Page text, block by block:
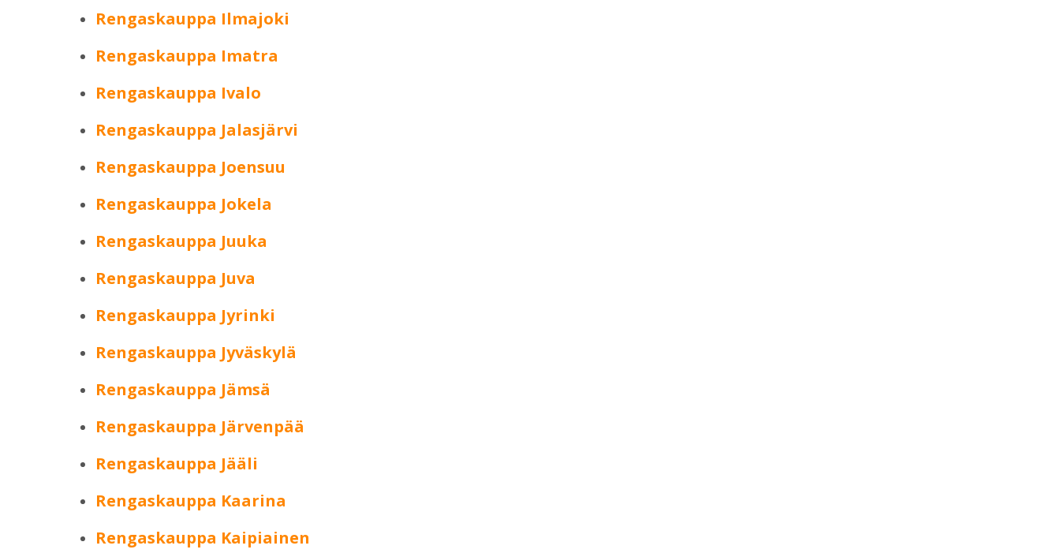
Rengaskauppa Ilmajoki
Rengaskauppa Imatra
Rengaskauppa Ivalo
Rengaskauppa Jalasjärvi
Rengaskauppa Joensuu
Rengaskauppa Jokela
Rengaskauppa Juuka
Rengaskauppa Juva
Rengaskauppa Jyrinki
Rengaskauppa Jyväskylä
Rengaskauppa Jämsä
Rengaskauppa Järvenpää
Rengaskauppa Jääli
Rengaskauppa Kaarina
Rengaskauppa Kaipiainen